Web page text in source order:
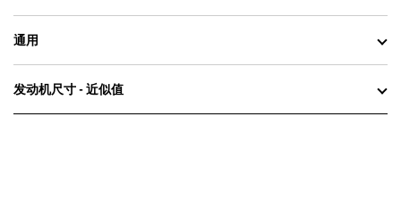
通用
发动机尺寸 - 近似值